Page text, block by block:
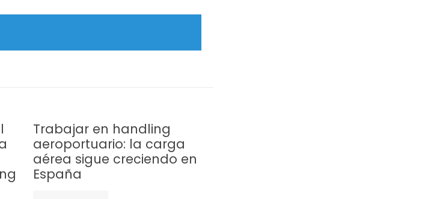
Trabajar en handling
aeroportuario: la carga
aérea sigue creciendo en
España